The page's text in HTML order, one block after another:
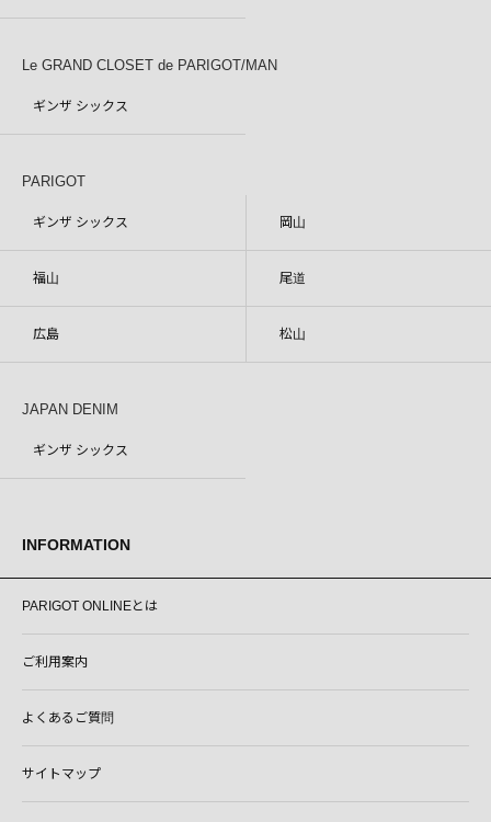
Le GRAND CLOSET de PARIGOT/MAN
ギンザ シックス
PARIGOT
ギンザ シックス 岡山
福山 尾道
広島 松山
JAPAN DENIM
ギンザ シックス
INFORMATION
PARIGOT ONLINEとは
ご利用案内
よくあるご質問
サイトマップ